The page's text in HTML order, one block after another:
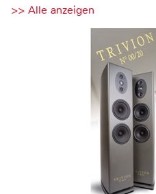
>> Alle anzeigen